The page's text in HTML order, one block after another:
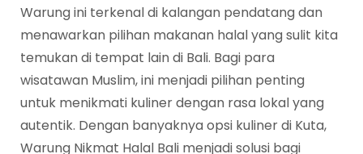
Warung ini terkenal di kalangan pendatang dan
menawarkan pilihan makanan halal yang sulit kita
temukan di tempat lain di Bali. Bagi para
wisatawan Muslim, ini menjadi pilihan penting
untuk menikmati kuliner dengan rasa lokal yang
autentik. Dengan banyaknya opsi kuliner di Kuta,
Warung Nikmat Halal Bali menjadi solusi bagi